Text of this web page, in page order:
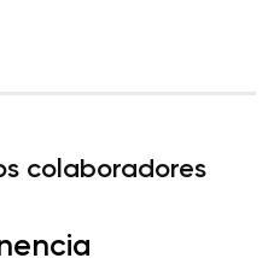
colaboradores